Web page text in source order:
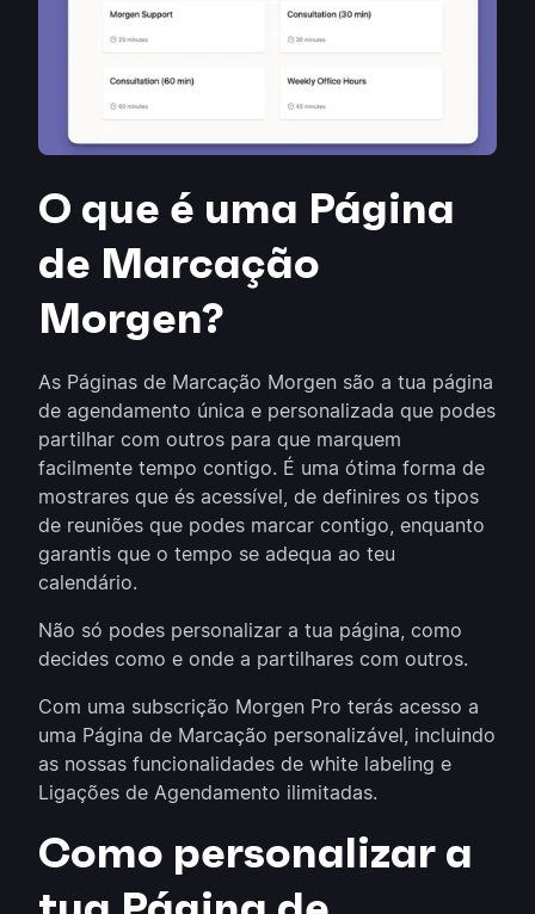
O que é uma Página
de Marcação
Morgen?
As Páginas de Marcação Morgen são a tua página
de agendamento única e personalizada que podes
partilhar com outros para que marquem
facilmente tempo contigo. É uma ótima forma de
mostrares que és acessível, de definires os tipos
de reuniões que podes marcar contigo, enquanto
garantis que o tempo se adequa ao teu
calendário.
Não só podes personalizar a tua página, como
decides como e onde a partilhares com outros.
Com uma subscrição Morgen Pro terás acesso a
uma Página de Marcação personalizável, incluindo
as nossas funcionalidades de white labeling e
Ligações de Agendamento ilimitadas.
Como personalizar a